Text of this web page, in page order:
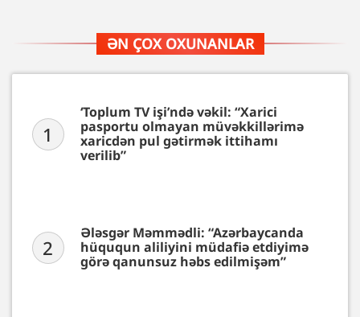
ƏN ÇOX OXUNANLAR
1
‘Toplum TV işi’ndə vəkil: “Xarici
pasportu olmayan müvəkkillərimə
xaricdən pul gətirmək ittihamı
verilib”
2
Ələsgər Məmmədli: “Azərbaycanda
hüququn aliliyini müdafiə etdiyimə
görə qanunsuz həbs edilmişəm”